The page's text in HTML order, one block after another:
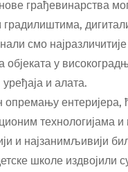
грађевинарства
градилиштима,
смо
у
и алата.
опремању
технологијама
и најзанимљивији
школе издвојили